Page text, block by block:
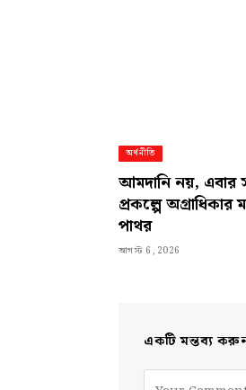
অর্থনীতি
আমদানি নয়, এবার
প্রকল্পে অগ্রাধিকার
পাথর
আগস্ট 6, 2026
একটি মন্তব্য